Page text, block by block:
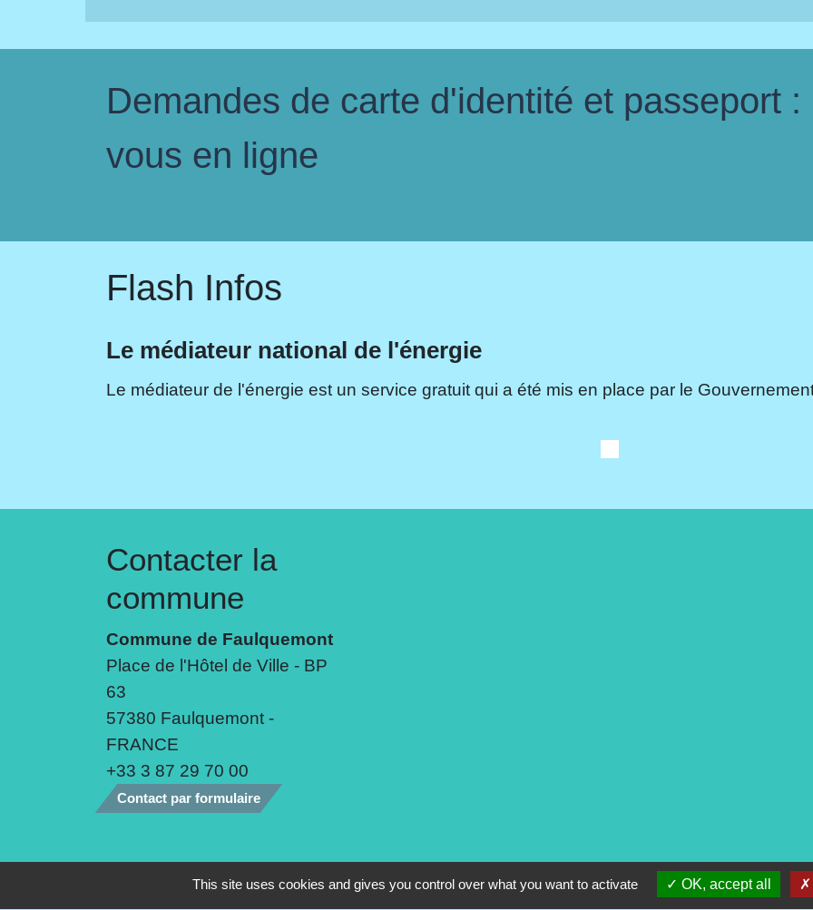
Demandes de carte d'identité et passeport
vous en ligne
Flash Infos
Le médiateur national de l'énergie
Le médiateur de l'énergie est un service gratuit qui a été mis en place par le
Contacter la
commune
Commune de Faulquemont
Place de l'Hôtel de Ville - BP
63
57380 Faulquemont -
FRANCE
+33 3 87 29 70 00
Contact par formulaire
Mentions légales - Politique de confidentialité - Accessibilité - Plan du site - Gestion
This site uses cookies and gives you control over what you want to activate OK, accept all